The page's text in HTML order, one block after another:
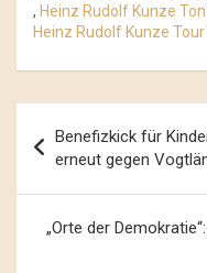
, Heinz Rudolf Kunze
Heinz Rudolf Kunze
Navigation
Benefizkick für
erneut gegen
„Orte der